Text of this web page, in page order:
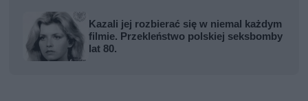
Kazali jej rozbierać się w niemal każdym
filmie. Przekleństwo polskiej seksbomby
lat 80.